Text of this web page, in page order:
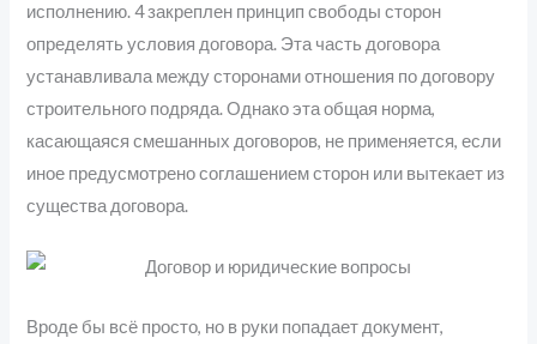
исполнению. 4 закреплен принцип свободы сторон
определять условия договора. Эта часть договора
устанавливала между сторонами отношения по договору
строительного подряда. Однако эта общая норма,
касающаяся смешанных договоров, не применяется, если
иное предусмотрено соглашением сторон или вытекает из
существа договора.
Вроде бы всё просто, но в руки попадает документ,